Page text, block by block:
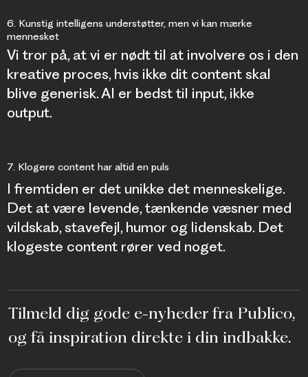
6. Kunstig intelligens understøtter, men vi kan mærke
mennesket
Vi tror på, at vi er nødt til at involvere os i den
kreative proces, hvis ikke dit content skal
blive generisk. AI er bedst til input, ikke
output.
7. Klogere content har altid en puls
I fremtiden er det unikke det menneskelige.
Det at være levende, tænkende væsner med
vildskab, stavefejl, humor og lidenskab. Det
klogeste content rører ved noget.
Tilmeld dig gode e-nyheder fra Publico,
og få inspiration direkte i din indbakke.